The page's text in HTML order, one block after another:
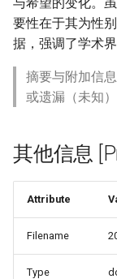
要性在于其为性
据，强调了学术
摘要与附加信
或遗漏（未知
其他信息
Attribute
Filename
Type